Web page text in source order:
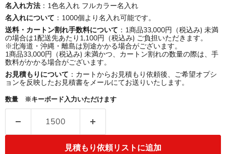
名入れ方法 ：1色名入れ フルカラー名入れ
名入れについて ：1000個より名入れ可能です。
送料・カートン割れ手数料について ：1商品33,000円（税込み) 未満
の場合は1配送先あたり1,100円（税込み) ご負担いただきます。
※北海道・沖縄・離島は別途かかる場合がございます。
1商品33,000円（税込み) 未満かつ、カートン割れの数量の際は、手
数料がかかる場合がございます。
お見積もりについて ：カートからお見積もり依頼後、ご希望オプシ
ョンを反映したお見積書をメールにてお送りいたします。
数量 ※キーボード入力いただけます
見積もり依頼リストに追加